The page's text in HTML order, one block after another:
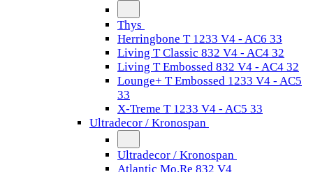
Thys
Herringbone T 1233 V4 - AC6 33
Living T Classic 832 V4 - AC4 32
Living T Embossed 832 V4 - AC4 32
Lounge+ T Embossed 1233 V4 - AC5
33
X-Treme T 1233 V4 - AC5 33
Ultradecor / Kronospan
Ultradecor / Kronospan
Atlantic Mo.Re 832 V4